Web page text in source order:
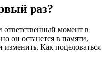
раз?
момент в
он останется в памяти,
изменить. Как поцеловаться